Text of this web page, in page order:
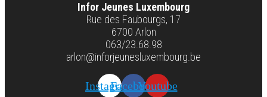
Infor Jeunes Luxembourg
Rue des Faubourgs, 17
6700 Arlon
063/23.68.98
arlon@inforjeunesluxembourg.be
InstagramFacebookYoutube